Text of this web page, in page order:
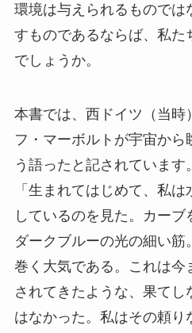
環境は与えられるものでは
すものであるならば、私た
でしょうか。
本書では、西ドイツ（当時
フ・マーボルトが宇宙から
う語ったと記されています。
「生まれてはじめて、私
しているのを見た。カーブ
ダークブルーの光の細い筋
巻く大気である。これは今
されてきたような、果て
はなかった。私はその頼り